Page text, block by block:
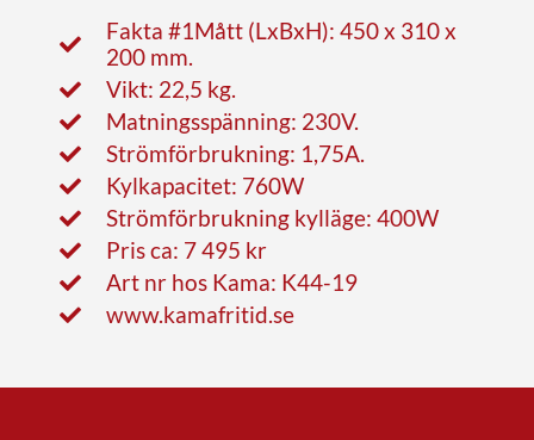
Fakta #1Mått (LxBxH): 450 x 310 x
200 mm.
Vikt: 22,5 kg.
Matningsspänning: 230V.
Strömförbrukning: 1,75A.
Kylkapacitet: 760W
Strömförbrukning kylläge: 400W
Pris ca: 7 495 kr
Art nr hos Kama: K44-19
www.kamafritid.se